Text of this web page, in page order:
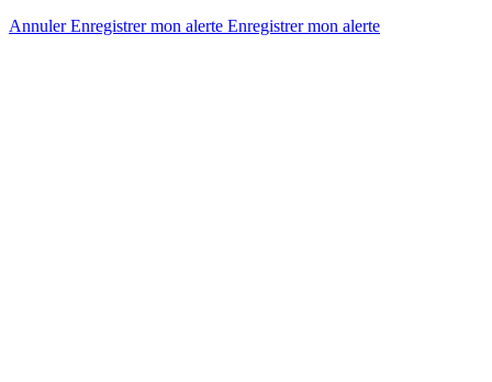
AnnulerEnregistrer mon alerte Enregistrermon alerte